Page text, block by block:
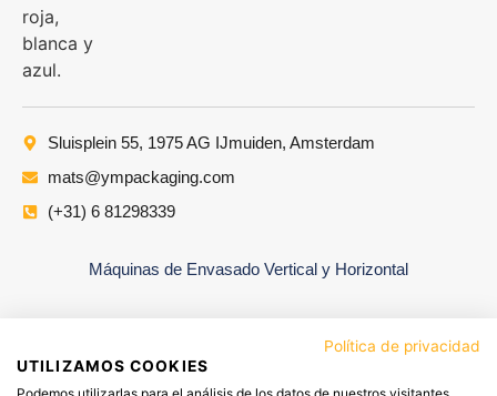
Sluisplein 55, 1975 AG IJmuiden, Amsterdam
mats@ympackaging.com
(+31) 6 81298339
Máquinas de Envasado Vertical y Horizontal
Política de privacidad
UTILIZAMOS COOKIES